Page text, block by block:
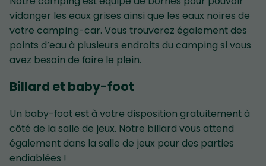
vidanger les eaux grises ainsi que les eaux noires de
votre camping-car. Vous trouverez également des
points d’eau à plusieurs endroits du camping si vous
avez besoin de faire le plein.
Billard et baby-foot
Un baby-foot est à votre disposition gratuitement à
côté de la salle de jeux. Notre billard vous attend
également dans la salle de jeux pour des parties
endiablées !